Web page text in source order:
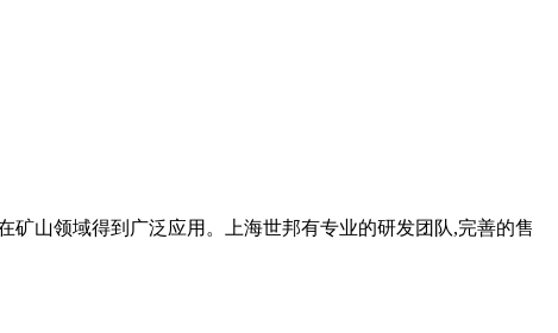
矿山领域得到广泛应用。上海世邦有专业的研发团队,完善的售